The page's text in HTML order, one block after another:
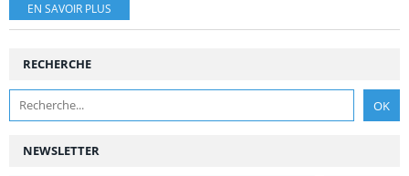
EN SAVOIR PLUS
NEWSLETTER
RECHERCHE